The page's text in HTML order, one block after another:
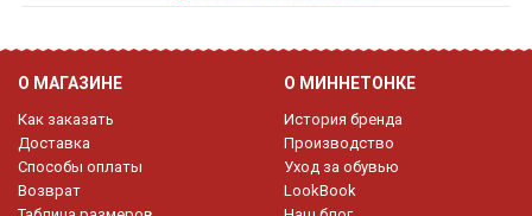
О МАГАЗИНЕ
Как заказать
Доставка
Способы оплаты
Возврат
О МИННЕТОНКЕ
История бренда
Производство
Уход за обувью
LookBook